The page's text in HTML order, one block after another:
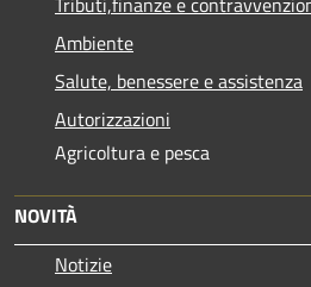
Ambiente
Salute, benessere e assistenza
Autorizzazioni
Agricoltura e pesca
NOVITÀ
Notizie